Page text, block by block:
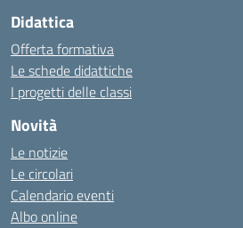
Didattica
Offerta formativa
Le schede didattiche
I progetti delle classi
Novità
Le notizie
Le circolari
Calendario eventi
Albo online